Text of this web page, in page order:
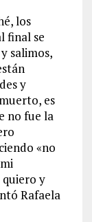
los
final se
salimos,
y
es
no fue la
«no
y
Rafaela